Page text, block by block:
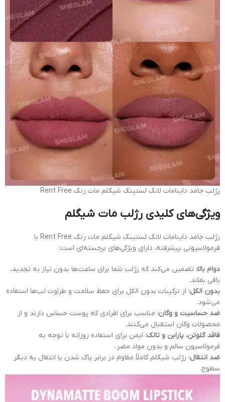
رژلب جامد داینامات لانگ لستینگ شیگلم مات رنگ Rent Free
ویژگی‌های کلیدی رژلب مات شیگلم
رژلب جامد داینامات لانگ لستینگ شیگلم مات رنگ Rent Free با
فرمولاسیونی پیشرفته، دارای ویژگی‌های برجسته‌ای است:
دوام بالا: تضمین می‌کند که رژلب شما برای ساعت‌ها بدون نیاز به تجدید،
باقی بماند.
بدون الکل: از ترکیبات بدون الکل برای حفظ سلامت و طراوت لب‌ها استفاده
می‌شود.
ضد حساسیت و وگان: مناسب برای افرادی که پوست حساس دارند و از
محصولات وگان استقبال می‌کنند.
فاقد گلوتن، پارابن و تالک: ایمن برای استفاده روزانه با توجه به
فرمولاسیون سالم و بدون مواد مضر.
ضد انتقال: رژلب شیگلم کاملاً مقاوم در برابر پاک شدن یا انتقال به دیگر
سطوح.